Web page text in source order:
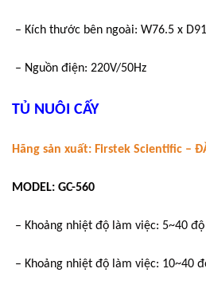
– Kích thước bên ngoài: W76.5 x
– Nguồn điện: 220V/50Hz
TỦ NUÔI CẤY
Hãng sản xuất: Firstek Scientific –
MODEL: GC-560
– Khoảng nhiệt độ làm việc: 5~40
– Khoảng nhiệt độ làm việc: 10~40